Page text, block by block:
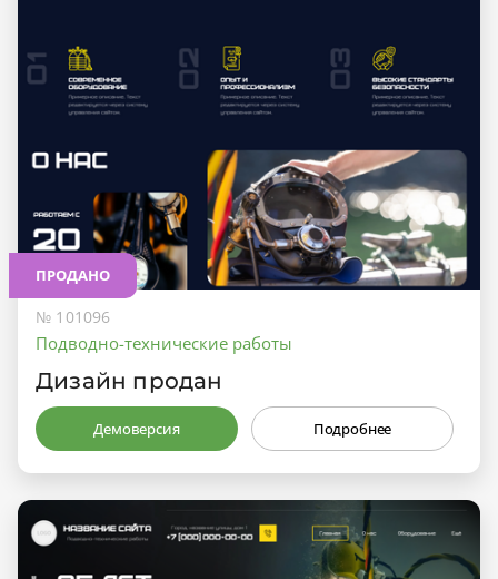
ПРОДАНО
№ 101096
Подводно-технические работы
Дизайн продан
Демоверсия Подробнее